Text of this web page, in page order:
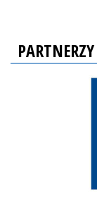
PARTNERZY